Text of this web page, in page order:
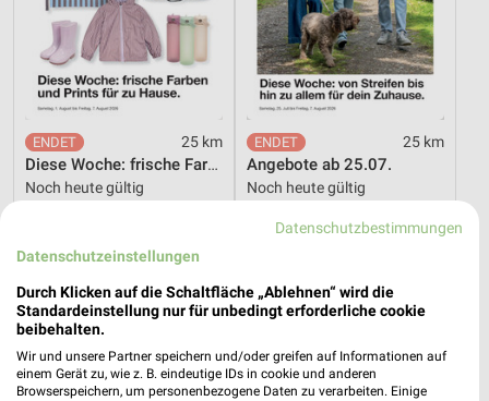
25 km
Diese Woche: frische Farben und Prints für zu Hause.
Noch heute gültig
25 km
Angebote ab 25.07.
Noch heute gültig
Tchibo
Datenschutzbestimmungen
Datenschutzeinstellungen
Durch Klicken auf die Schaltfläche „Ablehnen“ wird die
Standardeinstellung nur für unbedingt erforderliche cookie
beibehalten.
Wir und unsere Partner speichern und/oder greifen auf Informationen auf
einem Gerät zu, wie z. B. eindeutige IDs in cookie und anderen
Browserspeichern, um personenbezogene Daten zu verarbeiten. Einige